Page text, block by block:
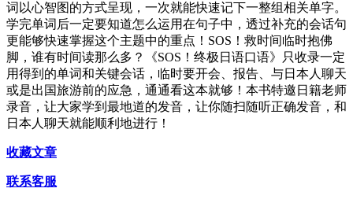
词以心智图的方式呈现，一次就能快速记下一整组相关单字。
学完单词后一定要知道怎么运用在句子中，透过补充的会话句
更能够快速掌握这个主题中的重点！SOS！救时间临时抱佛
脚，谁有时间读那么多？《SOS！终极日语口语》只收录一定
用得到的单词和关键会话，临时要开会、报告、与日本人聊天
或是出国旅游前的应急，通通看这本就够！本书特邀日籍老师
录音，让大家学到最地道的发音，让你随扫随听正确发音，和
日本人聊天就能顺利地进行！
收藏文章
联系客服